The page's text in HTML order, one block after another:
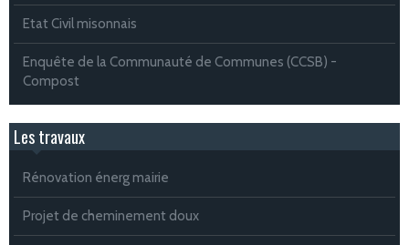
Etat Civil misonnais
Enquête de la Communauté de Communes (CCSB) -
Compost
Les travaux
Rénovation énerg mairie
Projet de cheminement doux